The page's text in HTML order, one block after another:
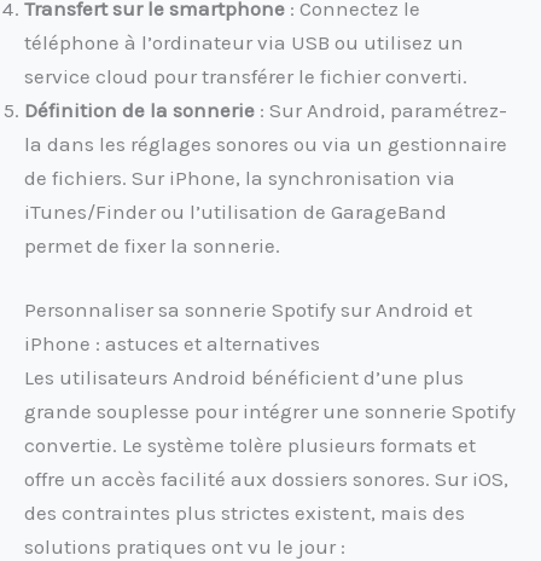
Transfert sur le smartphone : Connectez le
téléphone à l’ordinateur via USB ou utilisez un
service cloud pour transférer le fichier converti.
Définition de la sonnerie : Sur Android, paramétrez-
la dans les réglages sonores ou via un gestionnaire
de fichiers. Sur iPhone, la synchronisation via
iTunes/Finder ou l’utilisation de GarageBand
permet de fixer la sonnerie.
Personnaliser sa sonnerie Spotify sur Android et
iPhone : astuces et alternatives
Les utilisateurs Android bénéficient d’une plus
grande souplesse pour intégrer une sonnerie Spotify
convertie. Le système tolère plusieurs formats et
offre un accès facilité aux dossiers sonores. Sur iOS,
des contraintes plus strictes existent, mais des
solutions pratiques ont vu le jour :